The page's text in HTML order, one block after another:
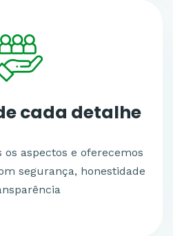
cada detalhe
os aspectos e oferecemos
segurança, honestidade